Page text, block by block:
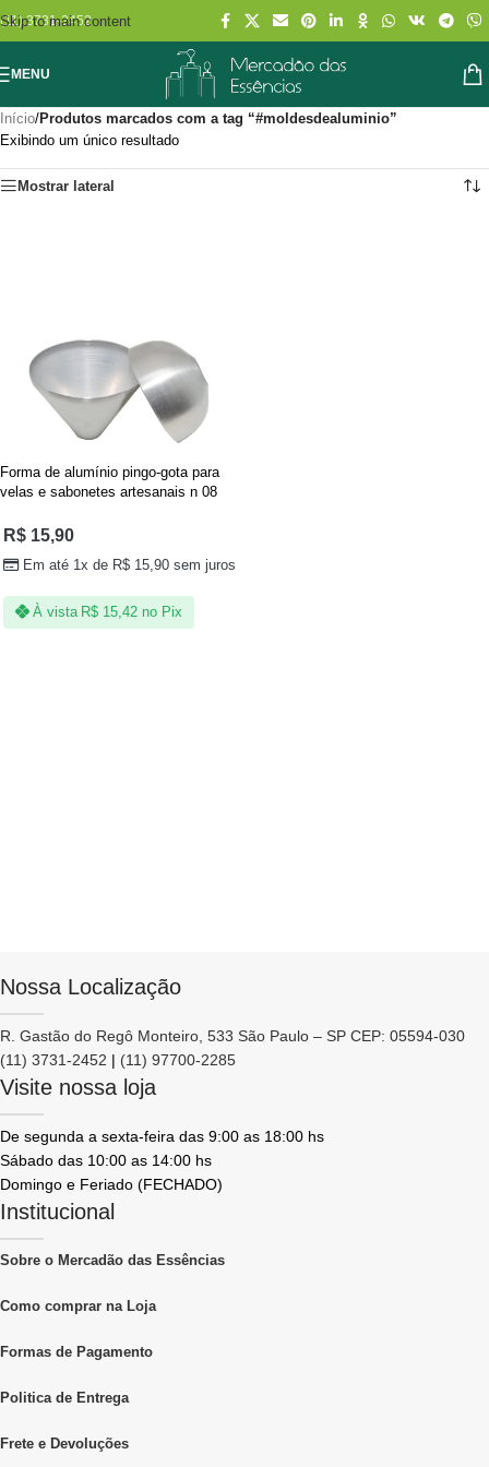
Skip to main content
(11) 3731-2452
MENU
Início/Produtos marcados com a tag “#moldesdealuminio”
Exibindo um único resultado
Mostrar lateral
Forma de alumínio pingo-gota para
velas e sabonetes artesanais n 08
R$15,90
Em até 1x de R$ 15,90 sem juros
À vista R$ 15,42 no Pix
Nossa Localização
R. Gastão do Regô Monteiro, 533 São Paulo – SP CEP: 05594-030
(11) 3731-2452 | (11) 97700-2285
Visite nossa loja
De segunda a sexta-feira das 9:00 as 18:00 hs
Sábado das 10:00 as 14:00 hs
Domingo e Feriado (FECHADO)
Institucional
Sobre o Mercadão das Essências
Como comprar na Loja
Formas de Pagamento
Politica de Entrega
Frete e Devoluções